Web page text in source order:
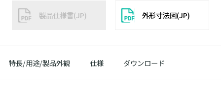
製品仕様書(JP) 外形寸法図(JP)
特長/用途/製品外観 仕様 ダウンロード